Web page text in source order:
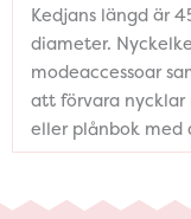
Kedjans längd är
diameter.
modeaccessoar
att förvara nycklar
eller plånbok med